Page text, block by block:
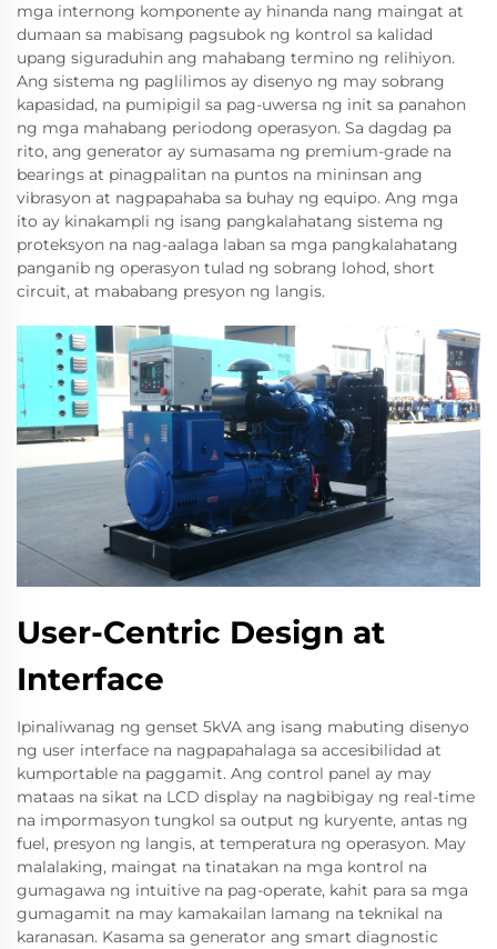
mga internong komponente ay hinanda nang maingat at
dumaan sa mabisang pagsubok ng kontrol sa kalidad
upang siguraduhin ang mahabang termino ng relihiyon.
Ang sistema ng paglilimos ay disenyo ng may sobrang
kapasidad, na pumipigil sa pag-uwersa ng init sa panahon
ng mga mahabang periodong operasyon. Sa dagdag pa
rito, ang generator ay sumasama ng premium-grade na
bearings at pinagpalitan na puntos na mininsan ang
vibrasyon at nagpapahaba sa buhay ng equipo. Ang mga
ito ay kinakampli ng isang pangkalahatang sistema ng
proteksyon na nag-aalaga laban sa mga pangkalahatang
panganib ng operasyon tulad ng sobrang lohod, short
circuit, at mababang presyon ng langis.
User-Centric Design at
Interface
Ipinaliwanag ng genset 5kVA ang isang mabuting disenyo
ng user interface na nagpapahalaga sa accesibilidad at
kumportable na paggamit. Ang control panel ay may
mataas na sikat na LCD display na nagbibigay ng real-time
na impormasyon tungkol sa output ng kuryente, antas ng
fuel, presyon ng langis, at temperatura ng operasyon. May
malalaking, maingat na tinatakan na mga kontrol na
gumagawa ng intuitive na pag-operate, kahit para sa mga
gumagamit na may kamakailan lamang na teknikal na
karanasan. Kasama sa generator ang smart diagnostic